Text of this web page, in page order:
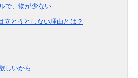
で、物が少ない
とうとしない理由とは？
しいから